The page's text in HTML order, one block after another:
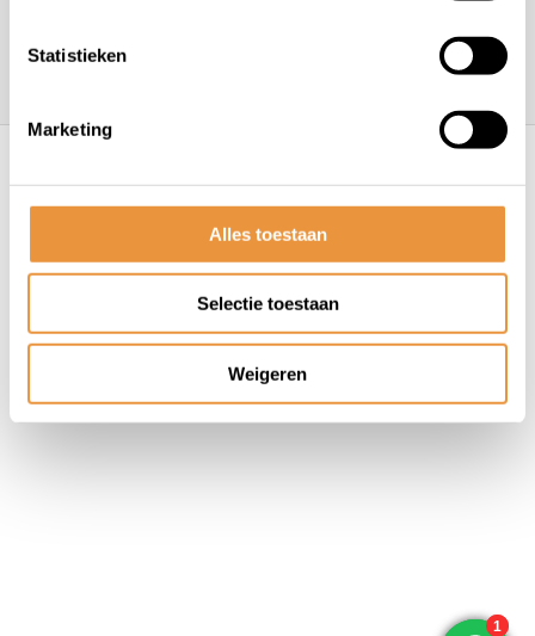
Statistieken
Marketing
Alles toestaan
Selectie toestaan
Weigeren
Algemene voorwaarden Disclaimer
Privacy
Policy
Sitemap